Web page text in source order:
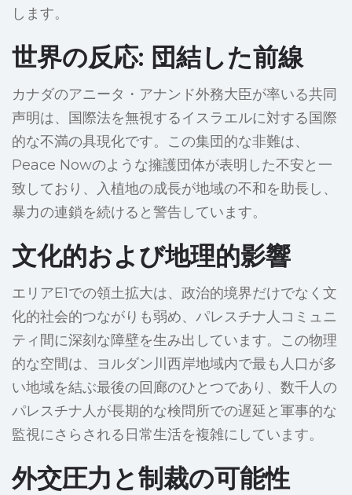
します。
世界の反応: 団結した前線
カナダのアニータ・アナンド外務大臣が率いる共同
声明は、国際法を無視するイスラエルに対する国際
的な不満の具現化です。この集団的な非難は、
Peace Nowのような擁護団体が表明した不安と一
致しており、入植地の成長が地域の不和を助長し、
暴力の連鎖を続けると警告しています。
文化的および地理的影響
エリアE1での領土拡大は、政治的境界だけでなく文
化的社会的つながりも弱め、パレスチナ人コミュニ
ティ間に深刻な障壁を生み出しています。この物理
的な空間は、ヨルダン川西岸地域内で最も人口が多
い地域を結ぶ最後の回廊のひとつであり、数千人の
パレスチナ人が長期的な検問所での遅延と軍事的な
監視にさらされる日常生活を複雑にしています。
外交圧力と制裁の可能性